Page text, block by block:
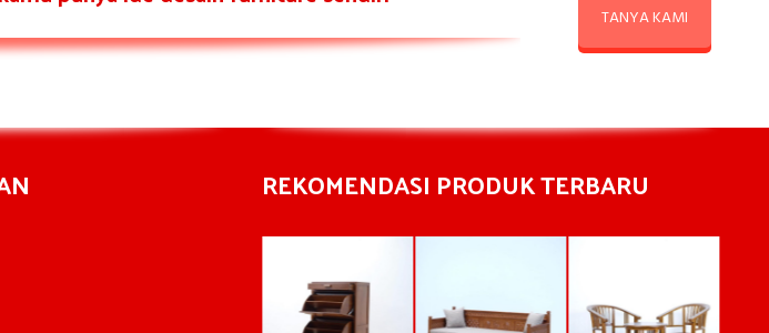
TANYA KAMI
REKOMENDASI PRODUK TERBARU